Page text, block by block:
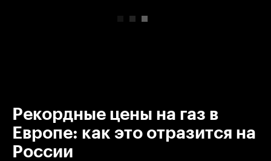
Рекордные цены на газ в
Европе: как это отразится на
России